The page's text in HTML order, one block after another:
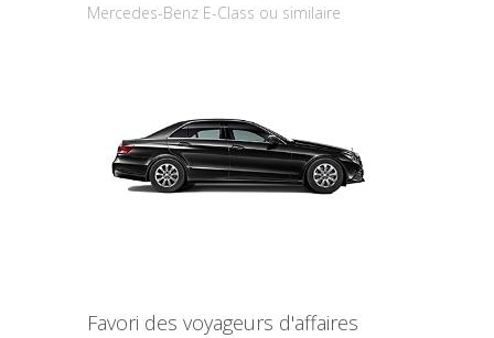
Mercedes-Benz E-Class ou similaire
Favori des voyageurs d'affaires